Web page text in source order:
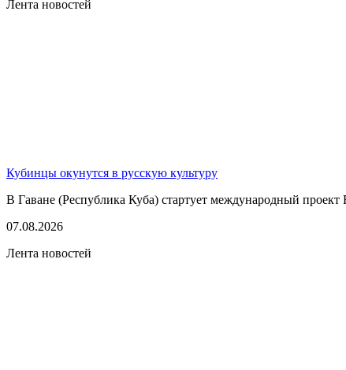
Лента новостей
Кубинцы окунутся в русскую культуру
В Гаване (Республика Куба) стартует международный проект
07.08.2026
Лента новостей